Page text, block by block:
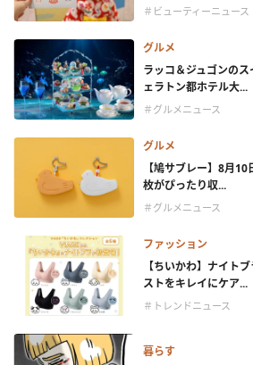
＃ビューティーニュース
グルメ
ラッコ＆ジュゴンの
ェラトン都ホテル大...
＃グルメニュース
グルメ
【鳩サブレー】8月
枚がぴったり収...
＃グルメニュース
ファッション
【ちいかわ】ナイト
ストをキレイにケア...
＃トレンドニュース
暮らす